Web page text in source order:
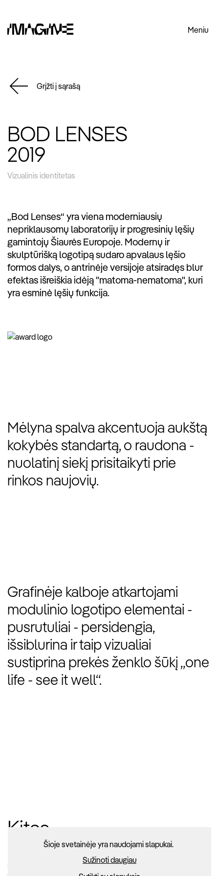
Meniu
Šioje svetainėje yra naudojami slapukai.
Sužinoti daugiau
Grįžti į sąrašą
BOD LENSES
2019
Vizualinis identitetas
„Bod Lenses“ yra viena moderniausių
nepriklausomų laboratorijų ir progresinių lęšių
gamintojų Šiaurės Europoje. Modernų ir
skulptūrišką logotipą sudaro apvalaus lęšio
formos dalys, o antrinėje versijoje atsiradęs blur
efektas išreiškia idėją "matoma-nematoma", kuri
yra esminė lęšių funkcija.
Mėlyna spalva akcentuoja aukštą
kokybės standartą, o raudona -
nuolatinį siekį prisitaikyti prie
rinkos naujovių.
Grafinėje kalboje atkartojami
modulinio logotipo elementai -
pusrutuliai - persidengia,
išsiblurina ir taip vizualiai
sustiprina prekės ženklo šūkį „one
life - see it well“.
Kitas